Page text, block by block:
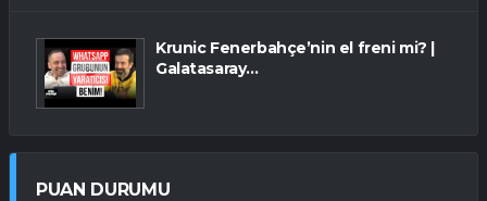
Krunic Fenerbahçe’nin el freni mi? |
Galatasaray...
PUAN DURUMU